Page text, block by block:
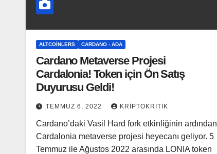
ALTCOINLERS CARDANO - ADA
Cardano Metaverse Projesi
Cardalonia! Token için Ön Satış
Duyurusu Geldi!
TEMMUZ 6, 2022 KRIPTOKRITIK
Cardano’daki Vasil Hard fork etkinliğinin ardından
Cardalonia metaverse projesi heyecanı geliyor. 5
Temmuz ile Ağustos 2022 arasında LONIA token